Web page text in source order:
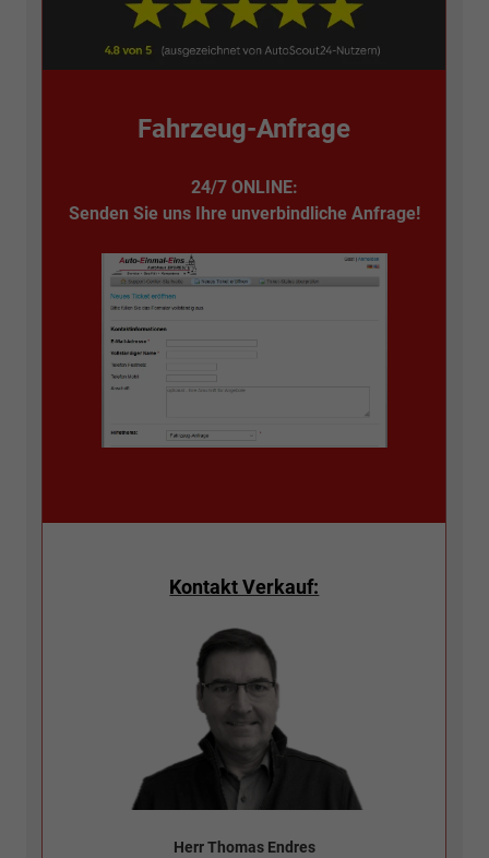
Fahrzeug-Anfrage
24/7 ONLINE:
Senden Sie uns Ihre unverbindliche Anfrage!
Kontakt Verkauf:
Herr Thomas Endres